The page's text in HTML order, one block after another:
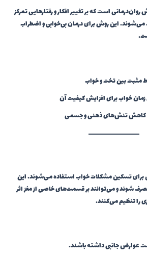
است که بر تغییر افکار و رفتارهایی تمرکز
می‌شوند. این روش برای درمان بی‌خوابی و اضطراب
مثبت بین تخت و خواب
خواب برای افزایش کیفیت آن
کاهش تنش‌های ذهنی و جسمی
برای تسکین مشکلات خواب استفاده می‌شوند. این
شوند و می‌توانند بر قسمت‌های خاصی از مغز اثر
را تنظیم می‌کنند.
عوارض جانبی داشته باشند.